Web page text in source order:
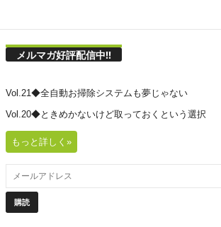
メルマガ好評配信中!!
Vol.21◆全自動お掃除システムも夢じゃない
Vol.20◆ときめかないけど取っておくという選択
もっと詳しく»